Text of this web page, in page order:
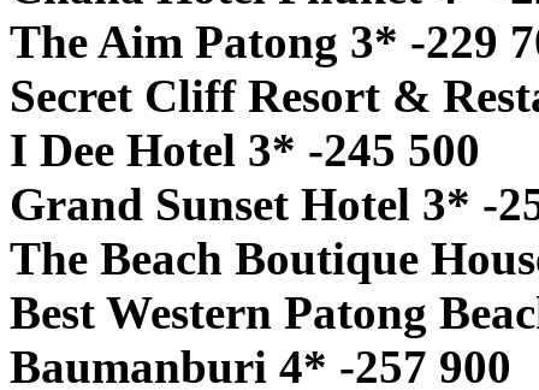
The Aim Patong 3* -229
Secret Cliff Resort &
I Dee Hotel 3* -245 500
Grand Sunset Hotel 3* -
The Beach Boutique
Best Western Patong
Baumanburi 4* -257 900